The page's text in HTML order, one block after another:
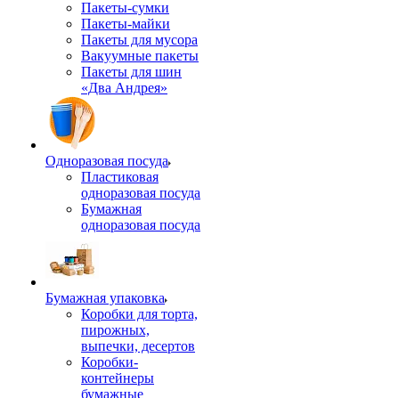
Пакеты-сумки
Пакеты-майки
Пакеты для мусора
Вакуумные пакеты
Пакеты для шин
«Два Андрея»
Одноразовая посуда
Пластиковая
одноразовая посуда
Бумажная
одноразовая посуда
Бумажная упаковка
Коробки для торта,
пирожных,
выпечки, десертов
Коробки-
контейнеры
бумажные